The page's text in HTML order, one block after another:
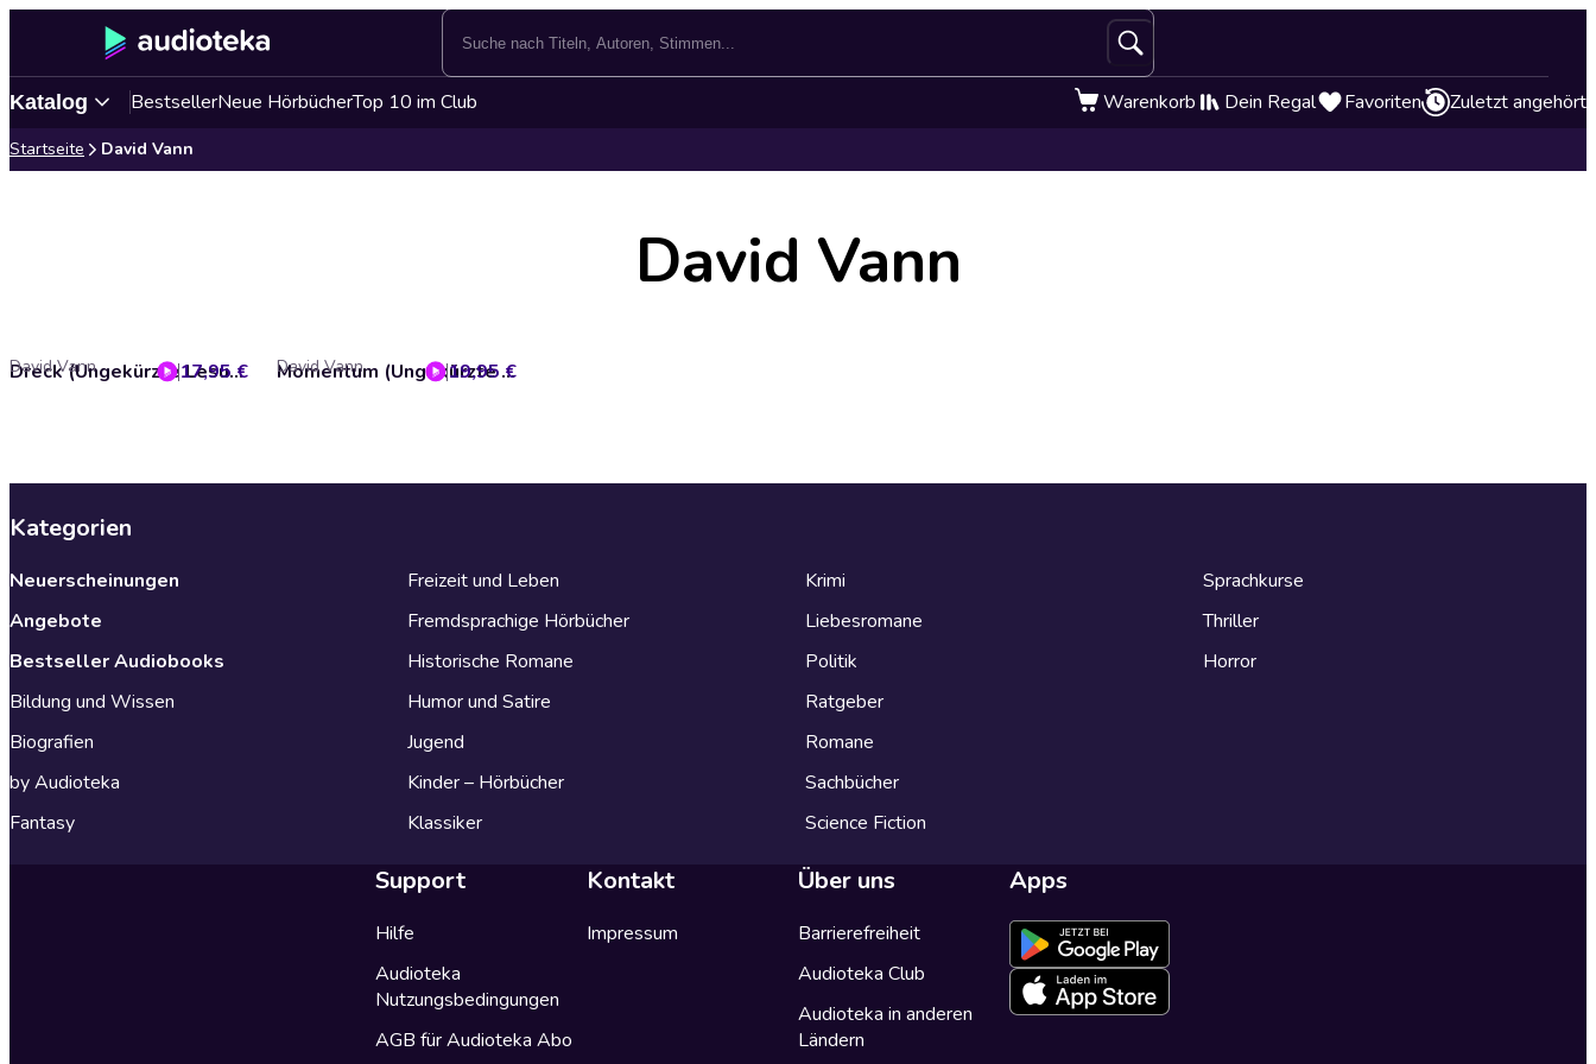
Katalog BestsellerNeue HörbücherTop 10 im Club Warenkorb Dein Regal Favoriten Zuletzt angehört
Startseite David Vann
David Vann
Dreck (Ungekürzte Lesung)
David Vann 17,95 € Momentum (Ungekürzte Lesung)
David Vann 19,95 €
Kategorien
Neuerscheinungen
Angebote
Bestseller Audiobooks
Bildung und Wissen
Biografien
by Audioteka
Fantasy
Freizeit und Leben
Fremdsprachige Hörbücher
Historische Romane
Humor und Satire
Jugend
Kinder – Hörbücher
Klassiker
Krimi
Liebesromane
Politik
Ratgeber
Romane
Sachbücher
Science Fiction
Sprachkurse
Thriller
Horror
Support
Hilfe
Audioteka
Nutzungsbedingungen
AGB für Audioteka Abo
Kontakt
Impressum
Über uns
Barrierefreiheit
Audioteka Club
Audioteka in anderen
Ländern
Apps